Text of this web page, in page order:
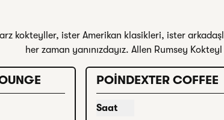
kokteyller, ister Amerikan klasikleri, ister
her zaman yanınızdayız. Allen Rumsey
sonraki görselPOINDEXTER COFFEE
Saat
Poindexter Kahve için saat